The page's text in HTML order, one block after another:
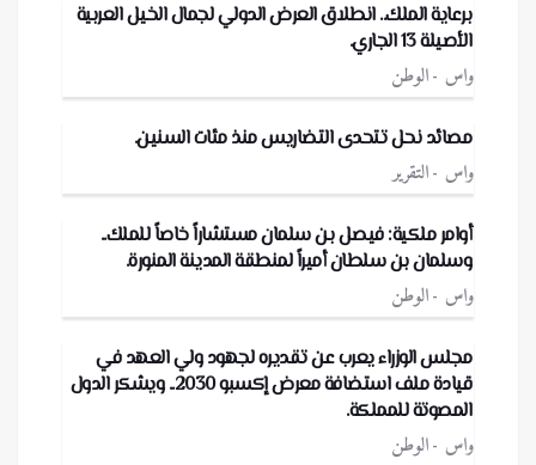
برعاية الملك.. انطلاق العرض الدولي لجمال الخيل العربية
الأصيلة 13 الجاري.
واس الوطن
مصائد نحل تتحدى التضاريس منذ مئات السنين.
واس التقرير
أوامر ملكية: فيصل بن سلمان مستشاراً خاصاً للملك..
وسلمان بن سلطان أميراً لمنطقة المدينة المنورة.
واس الوطن
مجلس الوزراء يعرب عن تقديره لجهود ولي العهد في
قيادة ملف استضافة معرض إكسبو 2030.. ويشكر الدول
المصوتة للمملكة.
واس الوطن